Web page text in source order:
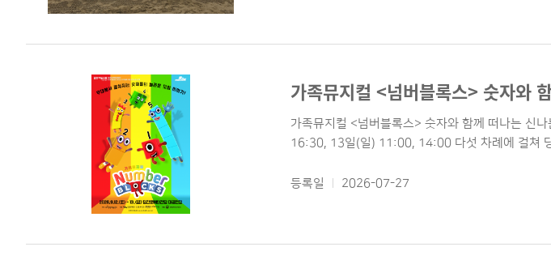
가족뮤지컬 <넘버블록스> 숫자와
가족뮤지컬 <넘버블록스> 숫자와 함께 떠나는 신
16:30, 13일(일) 11:00, 14:00 다섯 차례에 걸쳐 당
등록일 2026-07-27